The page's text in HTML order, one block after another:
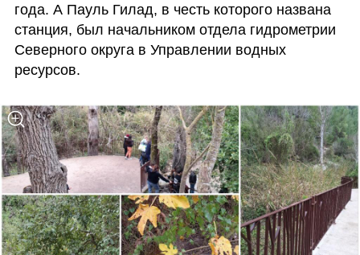
года. А Пауль Гилад, в честь которого названа
станция, был начальником отдела гидрометрии
Северного округа в Управлении водных
ресурсов.